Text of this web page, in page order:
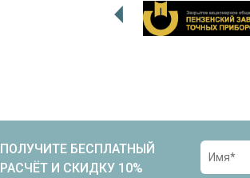
ПОЛУЧИТЕ БЕСПЛАТНЫЙ
РАСЧЁТ И СКИДКУ 10%